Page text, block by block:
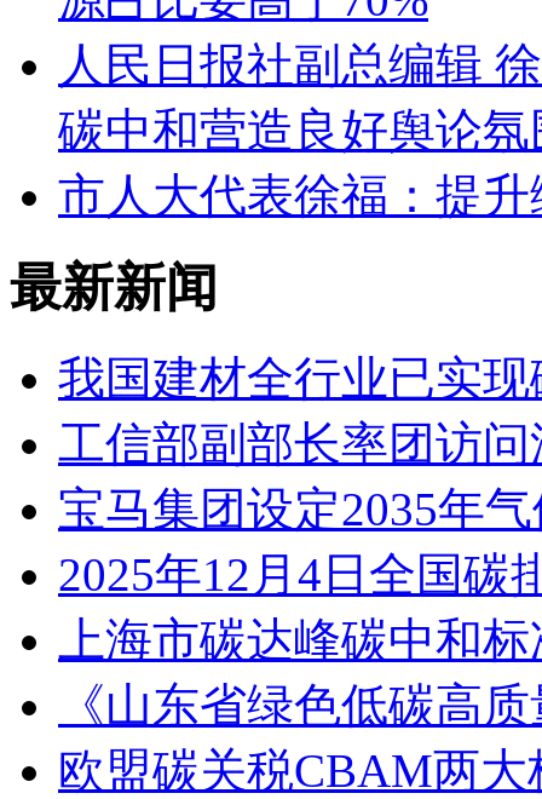
人民日报社副总编辑
碳中和营造良好舆论氛
市人大代表徐福：提
最新新闻
我国建材全行业已实
工信部副部长率团访
宝马集团设定2035年
2025年12月4日全国碳
上海市碳达峰碳中和
《山东省绿色低碳高
欧盟碳关税CBAM两